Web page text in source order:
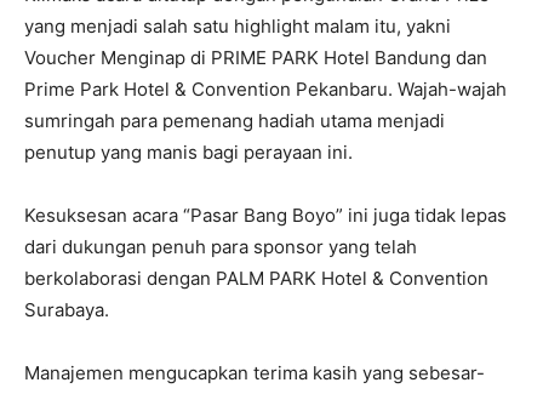
yang menjadi salah satu highlight malam itu, yakni
Voucher Menginap di PRIME PARK Hotel Bandung dan
Prime Park Hotel & Convention Pekanbaru. Wajah-wajah
sumringah para pemenang hadiah utama menjadi
penutup yang manis bagi perayaan ini.
Kesuksesan acara “Pasar Bang Boyo” ini juga tidak lepas
dari dukungan penuh para sponsor yang telah
berkolaborasi dengan PALM PARK Hotel & Convention
Surabaya.
Manajemen mengucapkan terima kasih yang sebesar-